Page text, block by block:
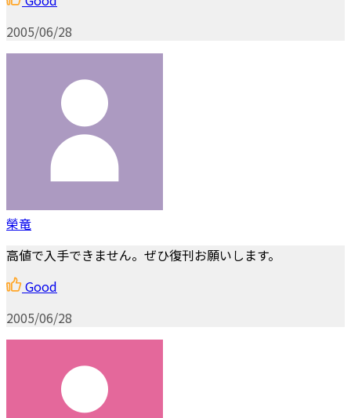
2005/06/28
榮竜
高値で入手できません。ぜひ復刊お願いします。
Good
2005/06/28